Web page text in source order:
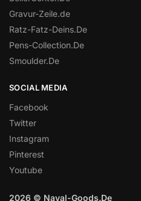
Gravur-Zeile.de
Ratz-Fatz-Deins.De
Pens-Collection.De
Smoulder.De
SOCIAL MEDIA
Facebook
Twitter
Instagram
Pinterest
Youtube
2026 © Naval-Goods.De